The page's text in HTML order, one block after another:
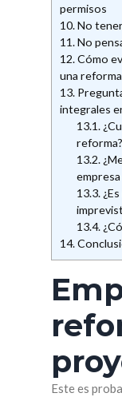
permisos
10.No
11.No
12.Cómo
una reforma
13.
integrales
13.1.
reforma?
13.2.
empresa
13.3.
13.4.
14.
Este es